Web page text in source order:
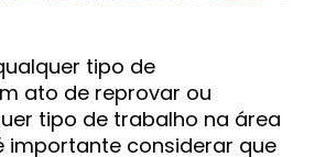
tipo de
ato de reprovar ou
tipo de trabalho na área
importante considerar que